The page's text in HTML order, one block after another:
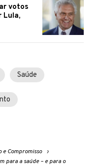
votos
Lula,
Saúde
e Compromisso
para a saúde – e para o